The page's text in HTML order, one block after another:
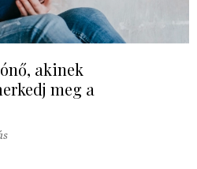
akinek
meg a